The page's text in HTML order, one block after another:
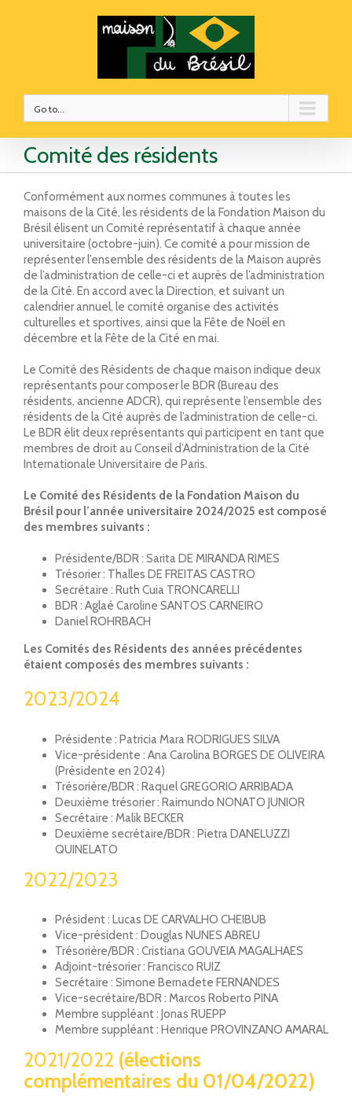
Go to...
Comité des résidents
Conformément aux normes communes à toutes les
maisons de la Cité, les résidents de la Fondation Maison du
Brésil élisent un Comité représentatif à chaque année
universitaire (octobre-juin). Ce comité a pour mission de
représenter l’ensemble des résidents de la Maison auprès
de l’administration de celle-ci et auprès de l’administration
de la Cité. En accord avec la Direction, et suivant un
calendrier annuel, le comité organise des activités
culturelles et sportives, ainsi que la Fête de Noël en
décembre et la Fête de la Cité en mai.
Le Comité des Résidents de chaque maison indique deux
représentants pour composer le BDR (Bureau des
résidents, ancienne ADCR), qui représente l’ensemble des
résidents de la Cité auprès de l’administration de celle-ci.
Le BDR élit deux représentants qui participent en tant que
membres de droit au Conseil d’Administration de la Cité
Internationale Universitaire de Paris.
Le Comité des Résidents de la Fondation Maison du
Brésil pour l’année universitaire 2024/2025 est composé
des membres suivants :
Présidente/BDR : Sarita DE MIRANDA RIMES
Trésorier : Thalles DE FREITAS CASTRO
Secrétaire : Ruth Cuia TRONCARELLI
BDR : Aglaé Caroline SANTOS CARNEIRO
Daniel ROHRBACH
Les Comités des Résidents des années précédentes
étaient composés des membres suivants :
2023/2024
Présidente : Patricia Mara RODRIGUES SILVA
Vice-présidente : Ana Carolina BORGES DE OLIVEIRA
(Présidente en 2024)
Trésorière/BDR : Raquel GREGORIO ARRIBADA
Deuxième trésorier : Raimundo NONATO JUNIOR
Secrétaire : Malik BECKER
Deuxième secrétaire/BDR : Pietra DANELUZZI
QUINELATO
2022/2023
Président : Lucas DE CARVALHO CHEIBUB
Vice-président : Douglas NUNES ABREU
Trésorière/BDR : Cristiana GOUVEIA MAGALHAES
Adjoint-trésorier : Francisco RUIZ
Secrétaire : Simone Bernadete FERNANDES
Vice-secrétaire/BDR : Marcos Roberto PINA
Membre suppléant : Jonas RUEPP
Membre suppléant : Henrique PROVINZANO AMARAL
2021/2022 (élections
complémentaires du 01/04/2022)